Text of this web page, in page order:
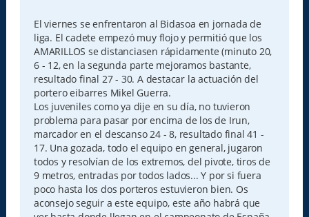
s
a
j
e
El viernes se enfrentaron al Bidasoa en jornada de
liga. El cadete empezó muy flojo y permitió que los
AMARILLOS se distanciasen rápidamente (minuto 20,
6 - 12, en la segunda parte mejoramos bastante,
resultado final 27 - 30. A destacar la actuación del
portero eibarres Mikel Guerra.
Los juveniles como ya dije en su día, no tuvieron
problema para pasar por encima de los de Irun,
marcador en el descanso 24 - 8, resultado final 41 -
17. Una gozada, todo el equipo en general, jugaron
todos y resolvían de los extremos, del pivote, tiros de
9 metros, entradas por todos lados... Y por si fuera
poco hasta los dos porteros estuvieron bien. Os
aconsejo seguir a este equipo, este año habrá que